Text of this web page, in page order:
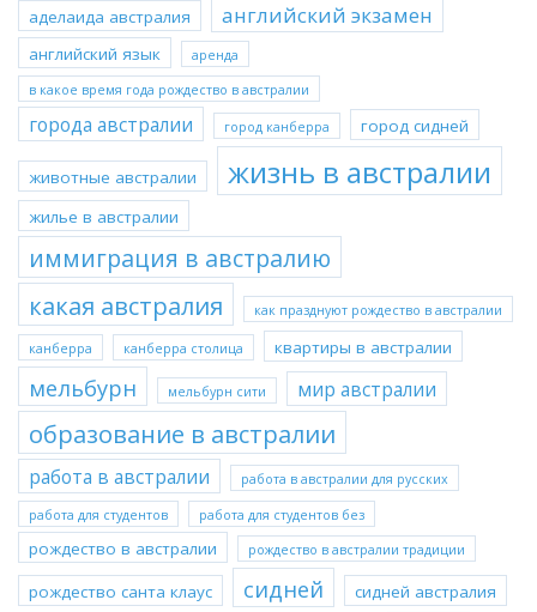
аделаида австралия английский экзамен
английский язык аренда
в какое время года рождество в австралии
города австралии город канберра город сидней
животные австралии жизнь в австралии
жилье в австралии
иммиграция в австралию
какая австралия как празднуют рождество в австралии
канберра канберра столица квартиры в австралии
мельбурн мельбурн сити мир австралии
образование в австралии
работа в австралии работа в австралии для русских
работа для студентов работа для студентов без
рождество в австралии рождество в австралии традиции
рождество санта клаус сидней сидней австралия